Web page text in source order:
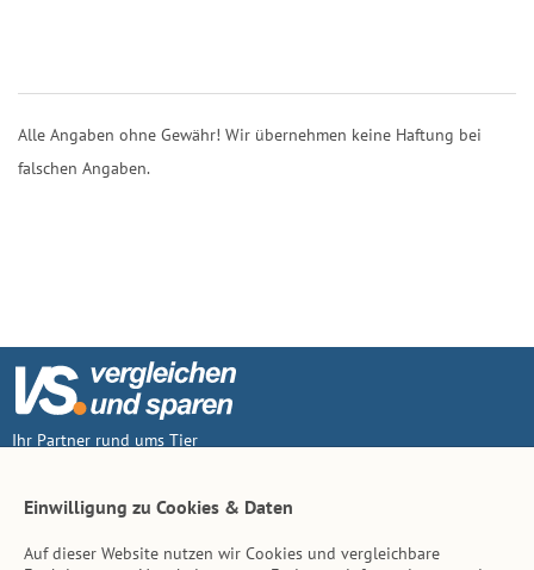
Alle Angaben ohne Gewähr! Wir übernehmen keine Haftung bei
falschen Angaben.
Ihr Partner rund ums Tier
Einwilligung zu Cookies & Daten
Auf dieser Website nutzen wir Cookies und vergleichbare